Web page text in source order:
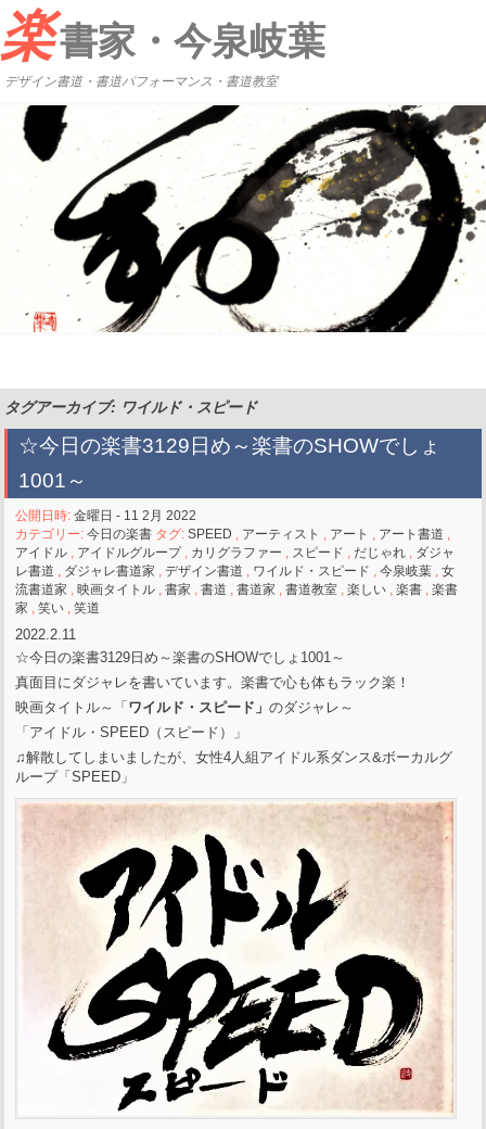
楽書家・今泉岐葉
デザイン書道・書道パフォーマンス・書道教室
タグアーカイブ: ワイルド・スピード
☆今日の楽書3129日め～楽書のSHOWでしょ
1001～
公開日時:金曜日 - 11 2月 2022
カテゴリー:今日の楽書 タグ:SPEED , アーティスト , アート , アート書道 ,
アイドル , アイドルグループ, カリグラファー , スピード , だじゃれ , ダジャ
レ書道 , ダジャレ書道家 ,デザイン書道 , ワイルド・スピード ,今泉岐葉 ,女
流書道家 ,映画タイトル ,書家 ,書道 ,書道家 ,書道教室 ,楽しい ,楽書 ,楽書
家 ,笑い ,笑道
2022.2.11
☆今日の楽書3129日め～楽書のSHOWでしょ1001～
真面目にダジャレを書いています。楽書で心も体もラック楽！
映画タイトル～「 ワイルド・スピード」のダジャレ～
「アイドル・SPEED（スピード）」
♫解散してしまいましたが、女性4人組アイドル系ダンス&ボーカルグ
ループ「SPEED」